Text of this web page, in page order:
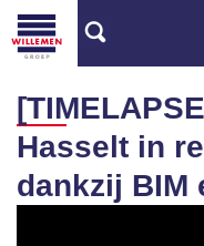
Hasselt in
dankzij BIM